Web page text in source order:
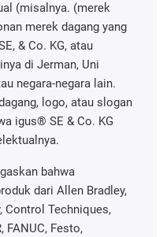
(misalnya. (merek
merek dagang yang
& Co. KG, atau
di Jerman, Uni
negara-negara lain.
logo, atau slogan
igus® SE & Co. KG
bahwa
dari Allen Bradley,
Control Techniques,
FANUC, Festo,